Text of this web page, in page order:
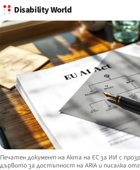
Disability World
Image description:
Печатен документ на Акта на ЕС за ИИ с
дървото за достъпност на ARIA и писалка